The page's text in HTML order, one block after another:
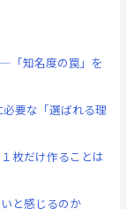
「知名度の罠」を
必要な「選ばれる理
枚だけ作ることは
と感じるのか